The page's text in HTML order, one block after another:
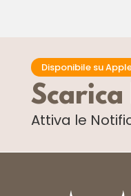
Disponibile su
Attiva le